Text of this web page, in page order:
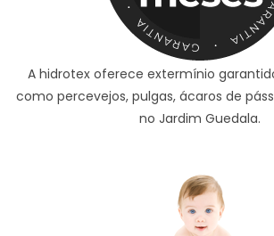
A hidrotex oferece extermínio
como percevejos, pulgas, ácaros de
no Jardim Guedala.